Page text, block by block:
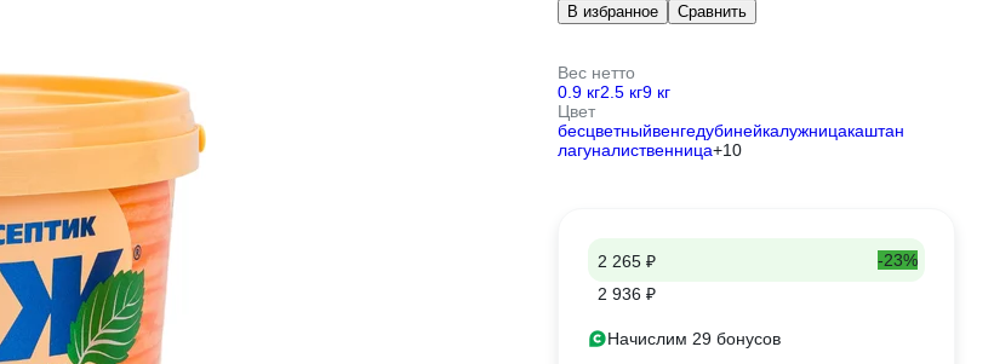
В избранное Сравнить
Вес нетто
0.9 кг2.5 кг9 кг
Цвет
бесцветныйвенгедубинейкалужницакаштан
лагуналиственница+10
2 265 ₽
-23%
2 936 ₽
Начислим 29 бонусов